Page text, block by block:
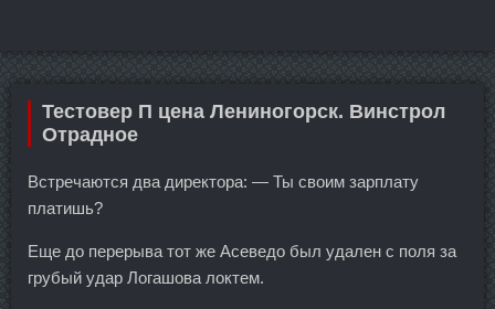
Тестовер П цена Лениногорск. Винстрол
Отрадное
Встречаются два директора: — Ты своим зарплату
платишь?
Еще до перерыва тот же Асеведо был удален с поля за
грубый удар Логашова локтем.